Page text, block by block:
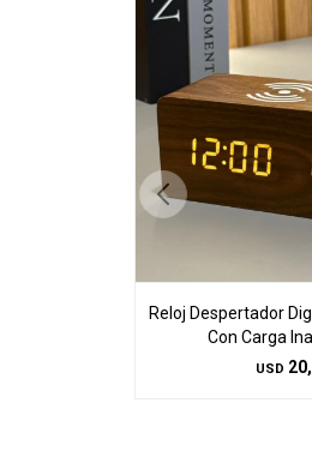
Reloj Despertador
Con Carga
USD